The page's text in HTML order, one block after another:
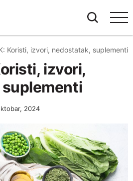
Koristi, izvori, nedostatak, suplementi
izvori,
2024